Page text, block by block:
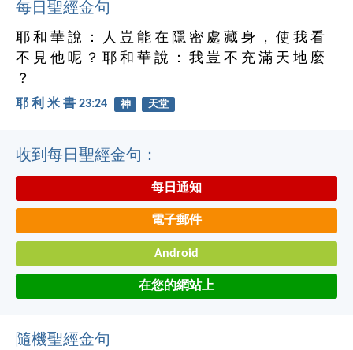
每日聖經金句
耶 和 華 說 ： 人 豈 能 在 隱 密 處 藏 身 ， 使 我 看
不 見 他 呢 ？ 耶 和 華 說 ： 我 豈 不 充 滿 天 地 麼
？
耶 利 米 書 23:24 神 天堂
收到每日聖經金句：
每日通知
電子郵件
Android
在您的網站上
隨機聖經金句